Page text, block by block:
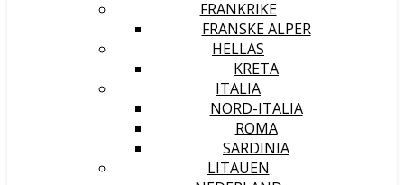
FRANKRIKE
FRANSKE ALPER
HELLAS
KRETA
ITALIA
NORD-ITALIA
ROMA
SARDINIA
LITAUEN